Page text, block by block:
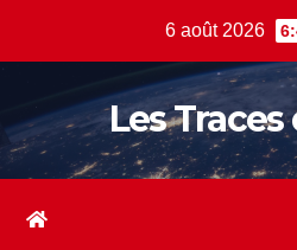
6 août 2026
Les